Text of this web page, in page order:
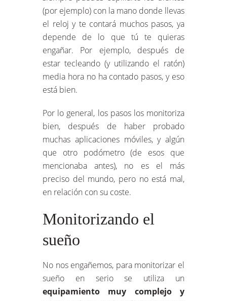
(por ejemplo) con la mano donde llevas
el reloj y te contará muchos pasos, ya
depende de lo que tú te quieras
engañar. Por ejemplo, después de
estar tecleando (y utilizando el ratón)
media hora no ha contado pasos, y eso
está bien.
Por lo general, los pasos los monitoriza
bien, después de haber probado
muchas aplicaciones móviles, y algún
que otro podómetro (de esos que
mencionaba antes), no es el más
preciso del mundo, pero no está mal,
en relación con su coste.
Monitorizando el
sueño
No nos engañemos, para monitorizar el
sueño en serio se utiliza un
equipamiento muy complejo y